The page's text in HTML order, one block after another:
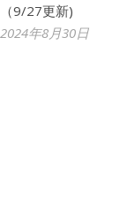
（9/27更新)
2024年8月30日